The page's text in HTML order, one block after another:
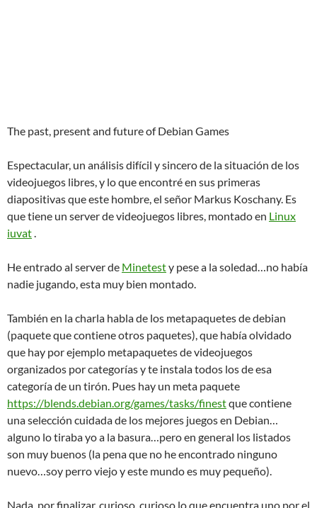
The past, present and future of Debian Games
Espectacular, un análisis difícil y sincero de la situación de los
videojuegos libres, y lo que encontré en sus primeras
diapositivas que este hombre, el señor Markus Koschany. Es
que tiene un server de videojuegos libres, montado en Linux
iuvat.
He entrado al server de Minetesty pese a la soledad…no había
nadie jugando, esta muy bien montado.
También en la charla habla de los metapaquetes de debian
(paquete que contiene otros paquetes), que había olvidado
que hay por ejemplo metapaquetes de videojuegos
organizados por categorías y te instala todos los de esa
categoría de un tirón. Pues hay un meta paquete
https://blends.debian.org/games/tasks/finestque contiene
una selección cuidada de los mejores juegos en Debian…
alguno lo tiraba yo a la basura…pero en general los listados
son muy buenos (la pena que no he encontrado ninguno
nuevo…soy perro viejo y este mundo es muy pequeño).
Nada, por finalizar, curioso, curioso lo que encuentra uno por el